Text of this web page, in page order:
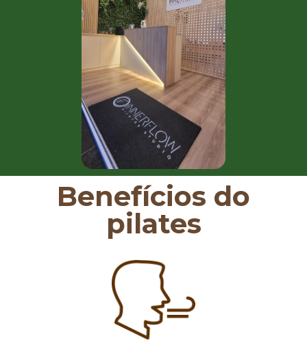
Benefícios do
pilates